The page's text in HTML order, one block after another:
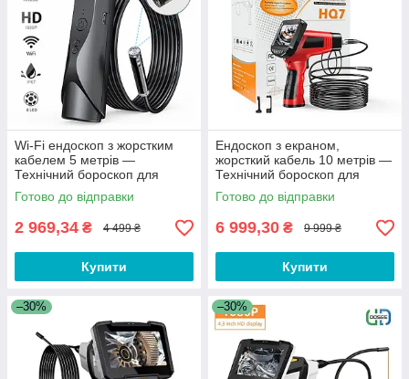
Wi-Fi ендоскоп з жорстким
кабелем 5 метрів —
Технічний бороскоп для
смартфона
Готово до відправки
2 969,34 ₴ 4 499 ₴
Купити
Ендоскоп з екраном,
жорсткий кабель 10 метрів —
Технічний бороскоп для
телефону та смартфона
YDS003
Готово до відправки
6 999,30 ₴ 9 999 ₴
Купити
–30% –30%